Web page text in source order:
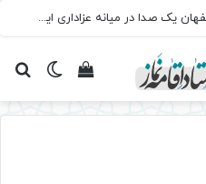
در موکب فاطمه الزهرا (س)
تغییرمشاهده